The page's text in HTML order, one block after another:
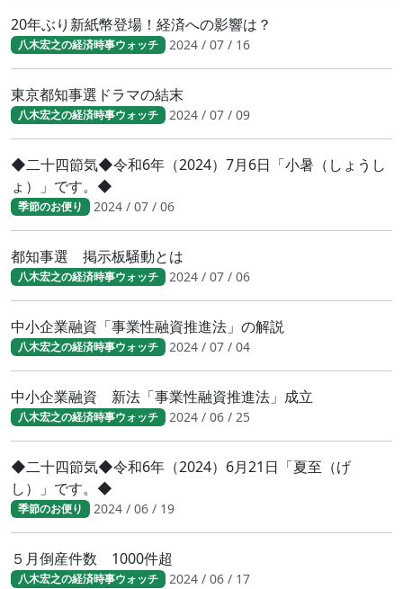
20年ぶり新紙幣登場！経済への影響は？
八木宏之の経済時事ウォッチ 2024 / 07 / 16
東京都知事選ドラマの結末
八木宏之の経済時事ウォッチ 2024 / 07 / 09
◆二十四節気◆令和6年（2024）7月6日「小暑（しょうし
ょ）」です。◆
季節のお便り 2024 / 07 / 06
都知事選 掲示板騒動とは
八木宏之の経済時事ウォッチ 2024 / 07 / 06
中小企業融資「事業性融資推進法」の解説
八木宏之の経済時事ウォッチ 2024 / 07 / 04
中小企業融資 新法「事業性融資推進法」成立
八木宏之の経済時事ウォッチ 2024 / 06 / 25
◆二十四節気◆令和6年（2024）6月21日「夏至（げ
し）」です。◆
季節のお便り 2024 / 06 / 19
５月倒産件数 1000件超
八木宏之の経済時事ウォッチ 2024 / 06 / 17